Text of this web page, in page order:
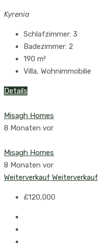
Kyrenia
Schlafzimmer: 3
Badezimmer: 2
190 m²
Villa, Wohnimmobilie
Details
Misagh Homes
8 Monaten vor
Misagh Homes
8 Monaten vor
Weiterverkauf Weiterverkauf
£120,000